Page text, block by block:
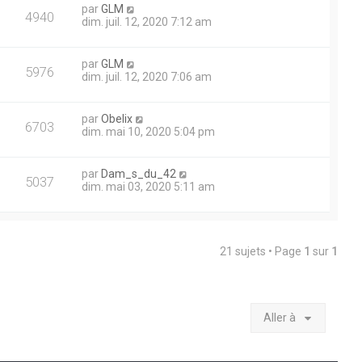
4940 parGLM
dim. juil. 12, 2020 7:12 am
5976 parGLM
dim. juil. 12, 2020 7:06 am
6703 parObelix
dim. mai 10, 2020 5:04 pm
5037 par Dam_s_du_42
dim. mai 03, 2020 5:11 am
21 sujets • Page 1 sur 1
Aller à